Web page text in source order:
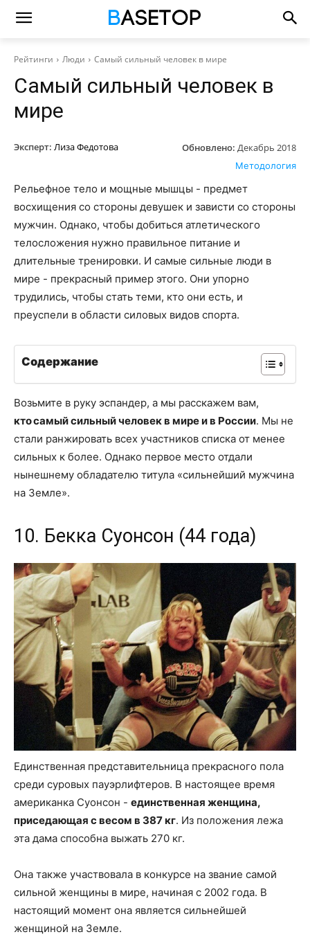
Рейтинги Люди Самый сильный человек в мире
Самый сильный человек в
мире
Эксперт: Лиза Федотова Обновлено: Декабрь 2018
Методология
Рельефное тело и мощные мышцы - предмет
восхищения со стороны девушек и зависти со стороны
мужчин. Однако, чтобы добиться атлетического
телосложения нужно правильное питание и
длительные тренировки. И самые сильные люди в
мире - прекрасный пример этого. Они упорно
трудились, чтобы стать теми, кто они есть, и
преуспели в области силовых видов спорта.
Содержание
Возьмите в руку эспандер, а мы расскажем вам,
кто самый сильный человек в мире и в России. Мы не
стали ранжировать всех участников списка от менее
сильных к более. Однако первое место отдали
нынешнему обладателю титула «сильнейший мужчина
на Земле».
10. Бекка Суонсон (44 года)
Единственная представительница прекрасного пола
среди суровых пауэрлифтеров. В настоящее время
американка Суонсон - единственная женщина,
приседающая с весом в 387 кг. Из положения лежа
эта дама способна выжать 270 кг.
Она также участвовала в конкурсе на звание самой
сильной женщины в мире, начиная с 2002 года. В
настоящий момент она является сильнейшей
женщиной на Земле.